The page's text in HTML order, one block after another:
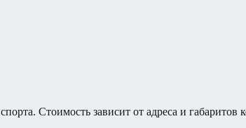
Стоимость зависит от адреса и габаритов